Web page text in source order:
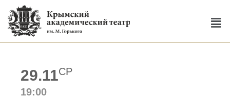
29.11СР
19:00